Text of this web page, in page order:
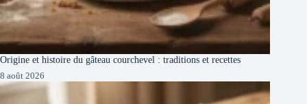
Origine et histoire du gâteau courchevel : traditions et recettes
8 août 2026